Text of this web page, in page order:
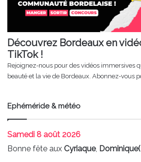
Découvrez Bordeaux en
TikTok !
Rejoignez-nous pour des vidéos immersives
beauté et la vie de Bordeaux. Abonnez-vous
Ephéméride & météo
Samedi 8 août 2026
Bonne fête aux Cyriaque,